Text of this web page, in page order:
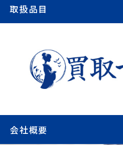
取扱品目
会社概要